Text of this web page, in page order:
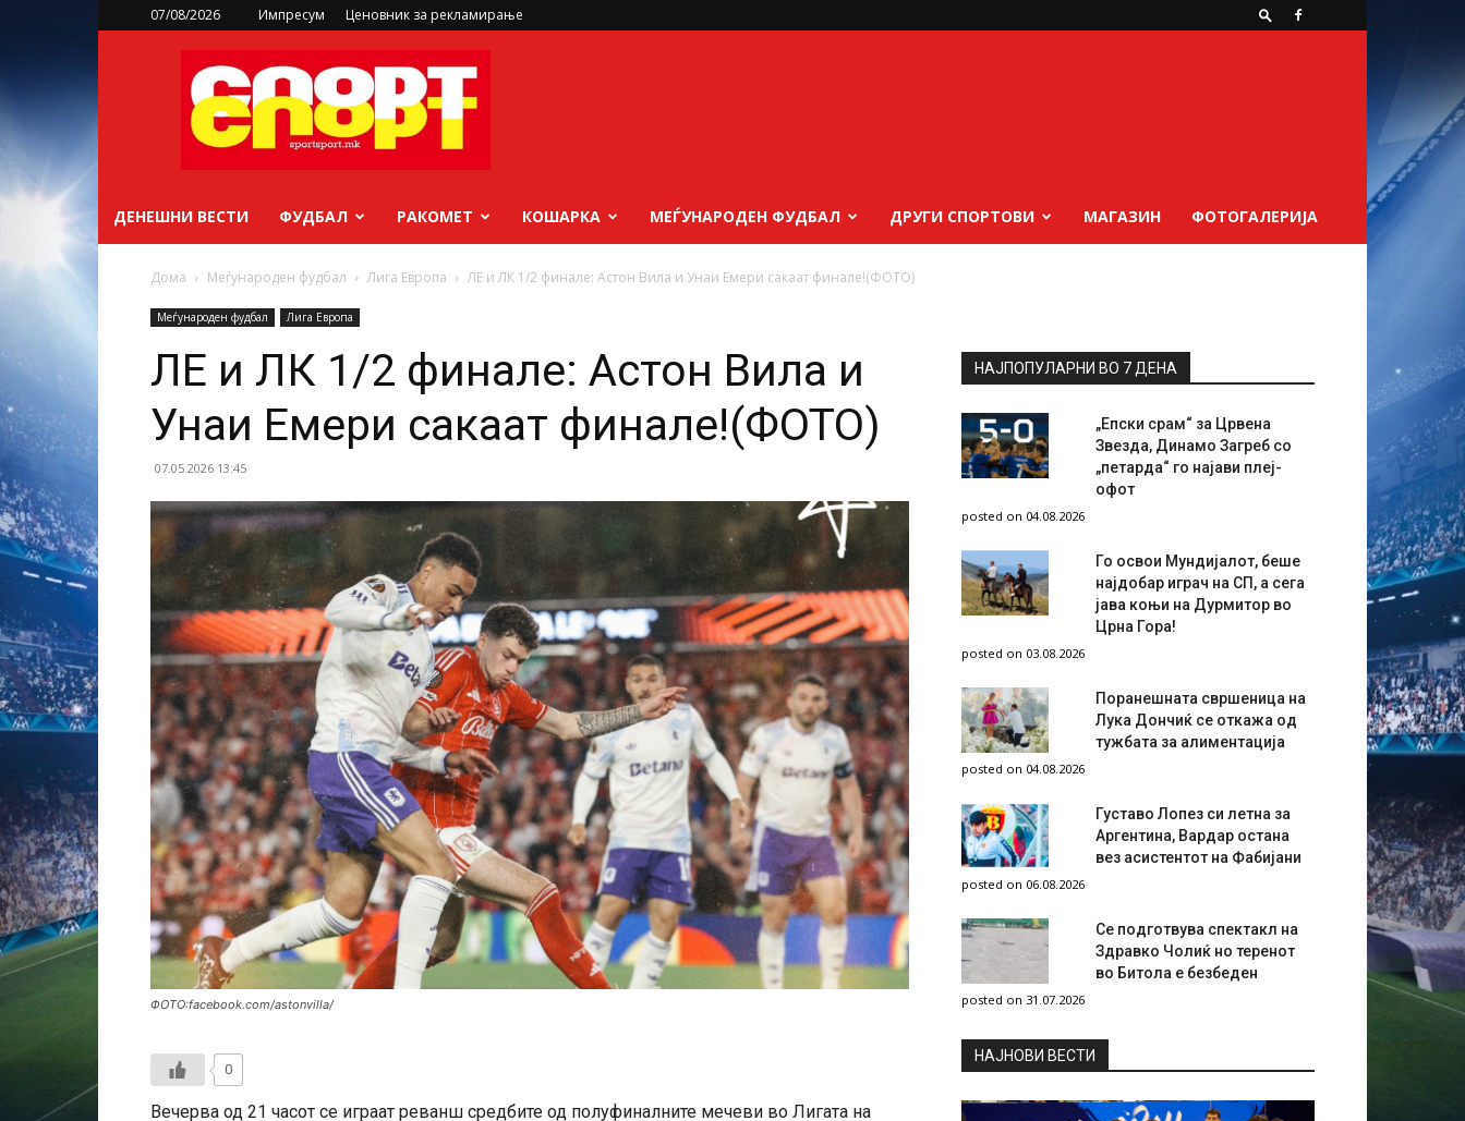
07/08/2026 Импресум Ценовник за рекламирање
sportsport.mk
ДЕНЕШНИ ВЕСТИ ФУДБАЛ РАКОМЕТ КОШАРКА МЕЃУНАРОДЕН ФУДБАЛ ДРУГИ СПОРТОВИ МАГАЗИН ФОТОГАЛЕРИЈА
Дома Меѓународен фудбал Лига Европа ЛЕ и ЛК 1/2 финале: Астон Вила и Унаи Емери сакаат финале!(ФОТО)
Меѓународен фудбал Лига Европа
ЛЕ и ЛК 1/2 финале: Астон Вила и
Унаи Емери сакаат финале!(ФОТО)
07.05.2026 13:45
ФОТО:facebook.com/astonvilla/
0
Вечерва од 21 часот се играат реванш средбите од полуфиналните мечеви во Лигата на
НАЈПОПУЛАРНИ ВО 7 ДЕНА
„Епски срам“ за Црвена
Звезда, Динамо Загреб со
„петарда“ го најави плеј-
офот
posted on 04.08.2026
Го освои Мундијалот, беше
најдобар играч на СП, а сега
јава коњи на Дурмитор во
Црна Гора!
posted on 03.08.2026
Поранешната свршеница на
Лука Дончиќ се откажа од
тужбата за алиментација
posted on 04.08.2026
Густаво Лопез си летна за
Аргентина, Вардар остана
вез асистентот на Фабијани
posted on 06.08.2026
Се подготвува спектакл на
Здравко Чолиќ но теренот
во Битола е безбеден
posted on 31.07.2026
НAЈНОВИ ВЕСТИ